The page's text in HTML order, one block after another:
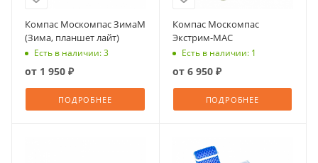
Компас Москомпас ЗимаМ
(Зима, планшет лайт)
Есть в наличии: 3
от 1 950 ₽
ПОДРОБНЕЕ
Компас Москомпас
Экстрим-МАС
Есть в наличии: 1
от 6 950 ₽
ПОДРОБНЕЕ